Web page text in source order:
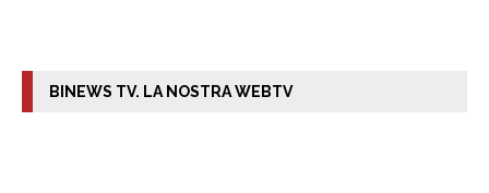
BINEWS TV. LA NOSTRA WEBTV